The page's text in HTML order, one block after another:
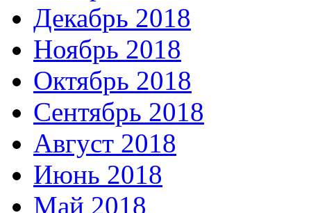
Декабрь 2018
Ноябрь 2018
Октябрь 2018
Сентябрь 2018
Август 2018
Июнь 2018
Май 2018